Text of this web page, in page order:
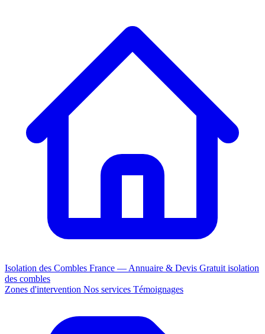
Isolation des Combles France — Annuaire & Devis Gratuit isolation
des combles
Zones d'intervention Nos services Témoignages